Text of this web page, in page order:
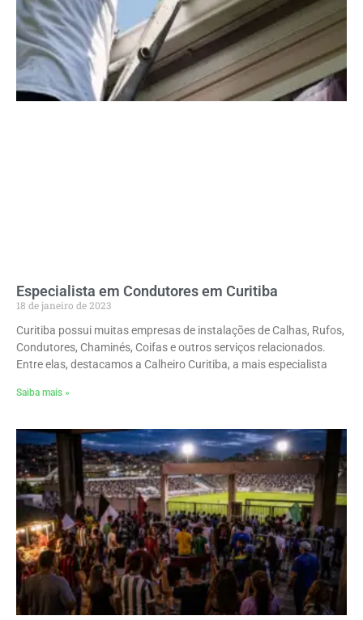
Especialista em Condutores em Curitiba
18 de janeiro de 2023
Curitiba possui muitas empresas de instalações de Calhas, Rufos,
Condutores, Chaminés, Coifas e outros serviços relacionados.
Entre elas, destacamos a Calheiro Curitiba, a mais especialista
Saiba mais »